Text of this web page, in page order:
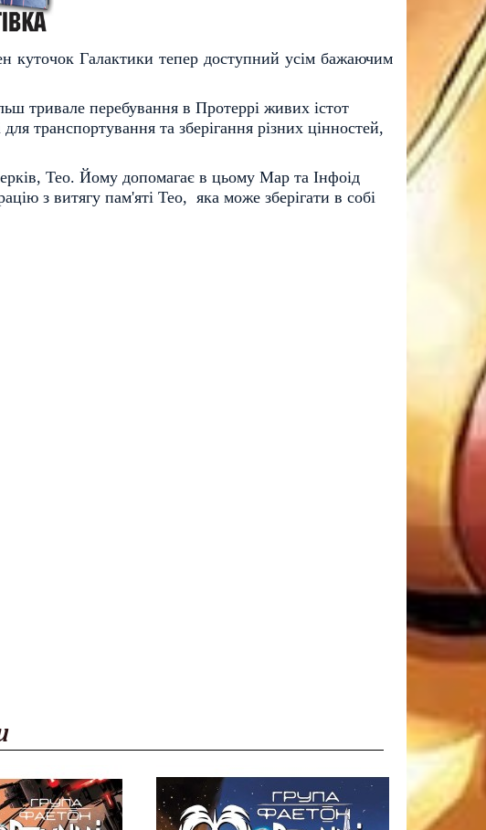
куточок Галактики тепер доступний усім бажаючим
тривале перебування в Протеррі живих істот
транспортування та зберігання різних цінностей,
Тео. Йому допомагає в цьому Мар та Інфоід
з витягу пам'яті Тео, яка може зберігати в собі